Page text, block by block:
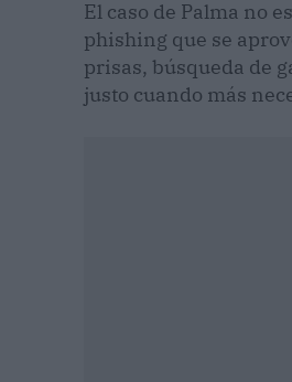
El caso de Palma no
phishing que se
prisas, búsqueda de
justo cuando más